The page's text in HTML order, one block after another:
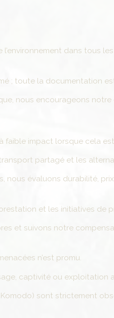
dans tous
; toute la documentation
nous encourageons
impact lorsque cela
partagé et les
évaluons durabilité,
et les initiatives de
et suivons notre
n’est promu.
captivité ou exploitation
sont strictement